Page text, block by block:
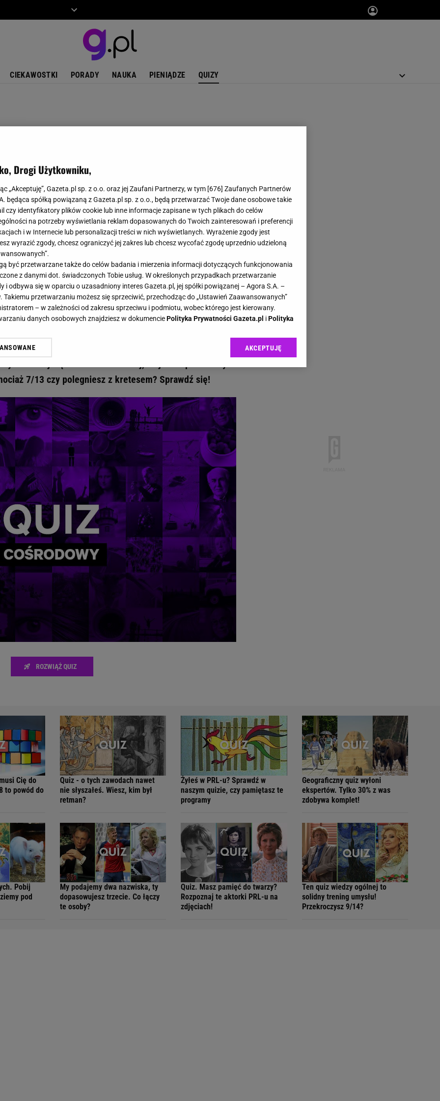
CIEKAWOSTKI PORADY NAUKA PIENIĄDZE QUIZY
ogólnej. Wytęż szare komórki i spróbuj zdobyć chociaż 8/13. Dasz radę? - Gazeta.pl
quiz wiedzy ogólnej. Wytęż szare
chociaż 8/13. Dasz radę?
to prawdziwe wyzwanie. Wydaje się prosty, ale
Nie daj się zwieść i udowodnij, że jesteś prawdziwym
7/13 czy polegniesz z kretesem? Sprawdź się!
ROZWIĄŻ QUIZ
Cię do
to powód do
Quiz - o tych zawodach nawet
nie słyszałeś. Wiesz, kim był
retman?
Żyłeś w PRL-u? Sprawdź w
naszym quizie, czy pamiętasz te
programy
Geograficzny quiz wyłoni
ekspertów. Tylko 30% z was
zdobywa komplet!
Pobij
pod
My podajemy dwa nazwiska, ty
dopasowujesz trzecie. Co łączy
te osoby?
Quiz. Masz pamięć do twarzy?
Rozpoznaj te aktorki PRL-u na
zdjęciach!
Ten quiz wiedzy ogólnej to
solidny trening umysłu!
Przekroczysz 9/14?
Drogi Użytkowniku,
„Akceptuję”, Gazeta.pl sp. z o.o. oraz jej Zaufani Partnerzy, w tym [676] Zaufanych Partnerów
będąca spółką powiązaną z Gazeta.pl sp. z o.o., będą przetwarzać Twoje dane osobowe takie
czy identyfikatory plików cookie lub inne informacje zapisane w tych plikach do celów
na potrzeby wyświetlania reklam dopasowanych do Twoich zainteresowań i preferencji
i w Internecie lub personalizacji treści w nich wyświetlanych. Wyrażenie zgody jest
wyrazić zgody, chcesz ograniczyć jej zakres lub chcesz wycofać zgodę uprzednio udzieloną
być przetwarzane także do celów badania i mierzenia informacji dotyczących funkcjonowania
z danymi dot. świadczonych Tobie usług. W określonych przypadkach przetwarzanie
i odbywa się w oparciu o uzasadniony interes Gazeta.pl, jej spółki powiązanej – Agora S.A. –
Takiemu przetwarzaniu możesz się sprzeciwić, przechodząc do „Ustawień Zaawansowanych”
– w zależności od zakresu sprzeciwu i podmiotu, wobec którego jest kierowany.
danych osobowych znajdziesz w dokumenciePolityka Prywatności Gazeta.pl iPolityka
też zgodę na zainstalowanie i przechowywanie plików cookie Gazeta.pl sp. z o.o., jej
” w stopce serwisu i przechodząc do „Ustawień Zaawansowanych”. Zmiana ustawień
i Agora S.A. możemy przetwarzać dane osobowe w następujących celach:
geolokalizacyjnych. Aktywne skanowanie charakterystyki urządzenia do celów identyfikacji.
na urządzeniu lub dostęp do nich. Spersonalizowane reklamy i treści, pomiar reklam i treści,
usług.
Lista Zaufanych Partnerów
AKCEPTUJĘ